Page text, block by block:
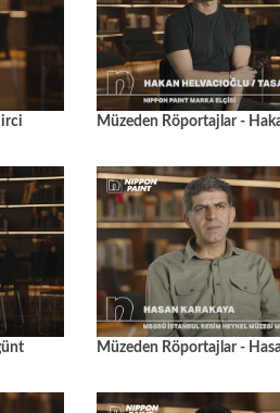
Müzeden Röportajlar -
Müzeden Röportajlar -